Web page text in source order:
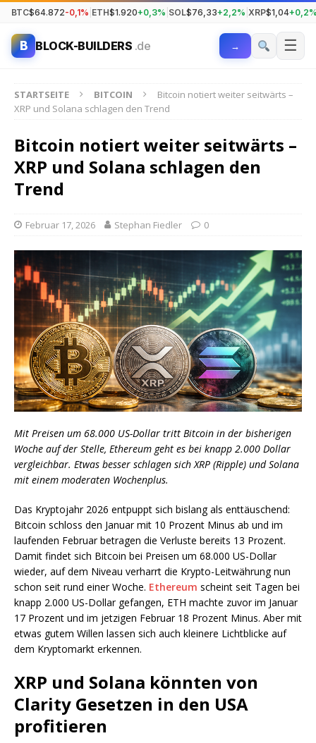
BTC$64.872-0,1% ETH$1.920+0,3% SOL$76,33+2,2% XRP$1,04
B BLOCK-BUILDERS .de → ☰
STARTSEITE BITCOIN
Bitcoin notiert weiter seitwärts –
XRP und Solana schlagen den Trend
Bitcoin notiert weiter seitwärts –
XRP und Solana schlagen den
Trend
Februar 17, 2026 Stephan Fiedler 0
Mit Preisen um 68.000 US-Dollar tritt Bitcoin in der bisherigen
Woche auf der Stelle, Ethereum geht es bei knapp 2.000 Dollar
vergleichbar. Etwas besser schlagen sich XRP (Ripple) und Solana
mit einem moderaten Wochenplus.
Das Kryptojahr 2026 entpuppt sich bislang als enttäuschend:
Bitcoin schloss den Januar mit 10 Prozent Minus ab und im
laufenden Februar betragen die Verluste bereits 13 Prozent.
Damit findet sich Bitcoin bei Preisen um 68.000 US-Dollar
wieder, auf dem Niveau verharrt die Krypto-Leitwährung nun
schon seit rund einer Woche. Ethereum scheint seit Tagen bei
knapp 2.000 US-Dollar gefangen, ETH machte zuvor im Januar
17 Prozent und im jetzigen Februar 18 Prozent Minus. Aber mit
etwas gutem Willen lassen sich auch kleinere Lichtblicke auf
dem Kryptomarkt erkennen.
XRP und Solana könnten von
Clarity Gesetzen in den USA
profitieren